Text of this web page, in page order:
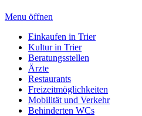
Menu öffnen
Einkaufen in Trier
Kultur in Trier
Beratungsstellen
Ärzte
Restaurants
Freizeitmöglichkeiten
Mobilität und Verkehr
Behinderten WCs